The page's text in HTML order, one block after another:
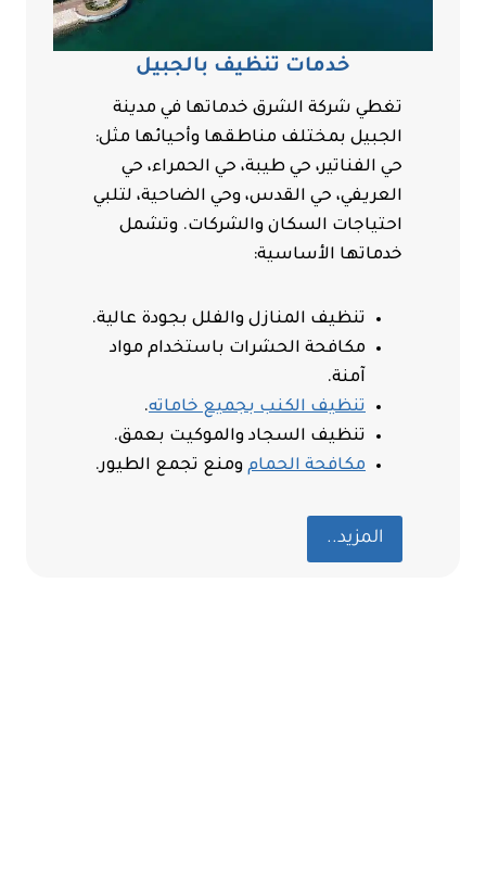
خدمات تنظيف بالجبيل
تغطي شركة الشرق خدماتها في مدينة
الجبيل بمختلف مناطقها وأحيائها مثل:
حي الفناتير، حي طيبة، حي الحمراء، حي
العريفي، حي القدس، وحي الضاحية، لتلبي
احتياجات السكان والشركات. وتشمل
خدماتها الأساسية:
تنظيف المنازل والفلل بجودة عالية.
مكافحة الحشرات باستخدام مواد
آمنة.
تنظيف الكنب بجميع خاماته.
تنظيف السجاد والموكيت بعمق.
مكافحة الحمام ومنع تجمع الطيور.
المزيد..